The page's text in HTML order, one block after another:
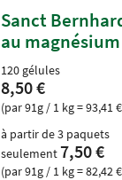
Sanct
au
120 gélules
8,50 €
(par 91g / 1 kg = 93,41
à partir de 3 paquets
seulement7,50 €
(par 91g / 1 kg = 82,42